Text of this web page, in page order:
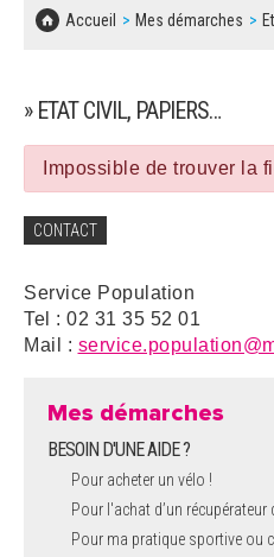
Accueil Mes démarches
» ETAT CIVIL, PAPIERS…
Impossible de trouver la
CONTACT
Service Population
Tel : 02 31 35 52 01
Mail :
Mes démarches
BESOIN D'UNE AIDE ?
Pour acheter un vélo !
Pour l'achat d’un récupérateur
Pour ma pratique sportive ou
CONCERTATIONS PUBLIQUES
SOLIDARITÉ, LOGEMENT
EMPLOI
URBANISME
POLICE MUNICIPALE
BESOIN D'UNE AIDE ?
LES ASSOCIATIONS
MARCHÉS PUBLICS
SUR LES RISQUES MAJEURS
REGLEMENT LOCAL DE
DECLARATION DE
DOSSIER DE DEMANDE DE
DEMANDE DE PRÊT DE
FICHE D'ORGANISATION
PLAN D'ACTION MUNICIPAL